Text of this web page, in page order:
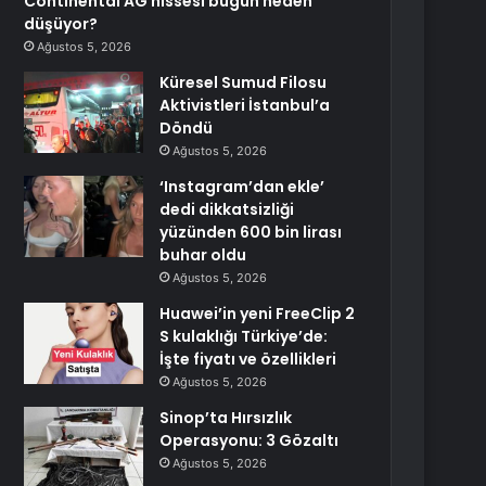
düşüyor?
Ağustos 5, 2026
Küresel Sumud Filosu
Aktivistleri İstanbul’a
Döndü
Ağustos 5, 2026
‘Instagram’dan ekle’
dedi dikkatsizliği
yüzünden 600 bin lirası
buhar oldu
Ağustos 5, 2026
Huawei’in yeni FreeClip 2
S kulaklığı Türkiye’de:
İşte fiyatı ve özellikleri
Ağustos 5, 2026
Sinop’ta Hırsızlık
Operasyonu: 3 Gözaltı
Ağustos 5, 2026